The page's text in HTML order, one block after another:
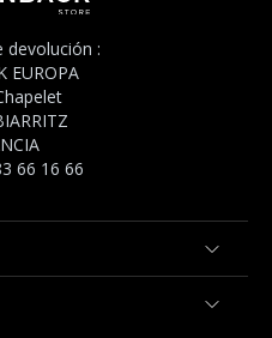
devolución :
EUROPA
66 16 66